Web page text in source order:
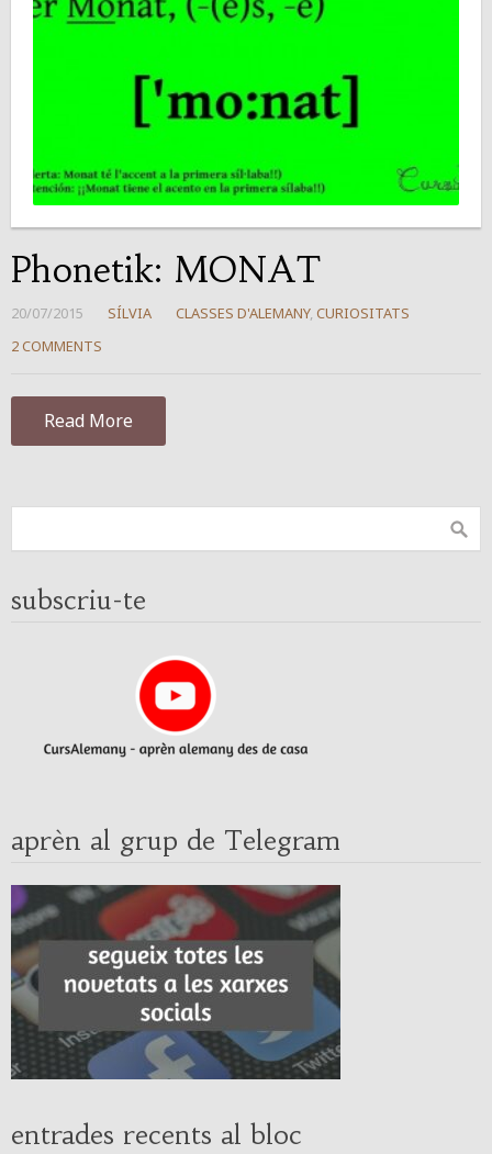
Phonetik: MONAT
20/07/2015 SÍLVIA CLASSES D'ALEMANY, CURIOSITATS
2 COMMENTS
Read More
subscriu-te
aprèn al grup de Telegram
entrades recents al bloc